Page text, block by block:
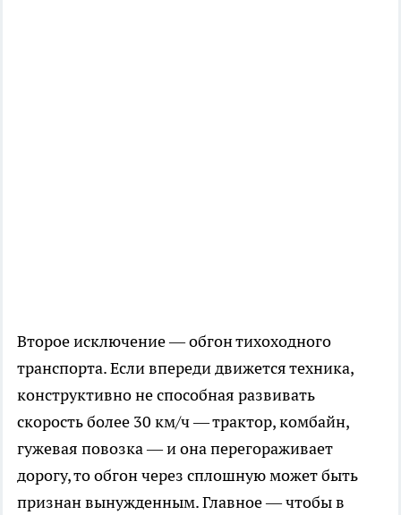
Второе исключение — обгон тихоходного
транспорта. Если впереди движется техника,
конструктивно не способная развивать
скорость более 30 км/ч — трактор, комбайн,
гужевая повозка — и она перегораживает
дорогу, то обгон через сплошную может быть
признан вынужденным. Главное — чтобы в